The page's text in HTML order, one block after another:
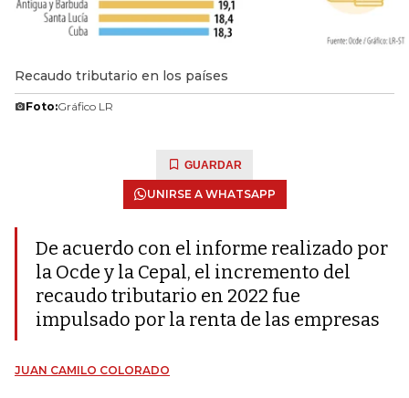
Recaudo tributario en los países
Foto:Gráfico LR
GUARDAR
UNIRSE A WHATSAPP
De acuerdo con el informe realizado por
la Ocde y la Cepal, el incremento del
recaudo tributario en 2022 fue
impulsado por la renta de las empresas
JUAN CAMILO COLORADO